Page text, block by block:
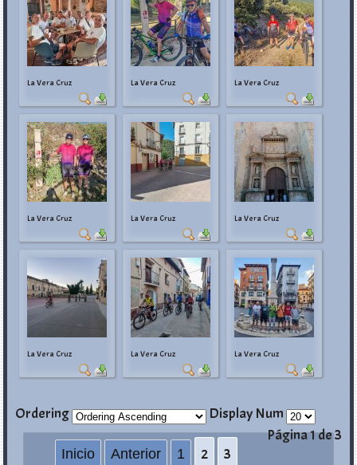
La Vera Cruz La Vera Cruz La Vera Cruz
La Vera Cruz La Vera Cruz La Vera Cruz
La Vera Cruz La Vera Cruz La Vera Cruz
Ordering
Display Num
Página 1 de 3
Inicio Anterior 1 2
3